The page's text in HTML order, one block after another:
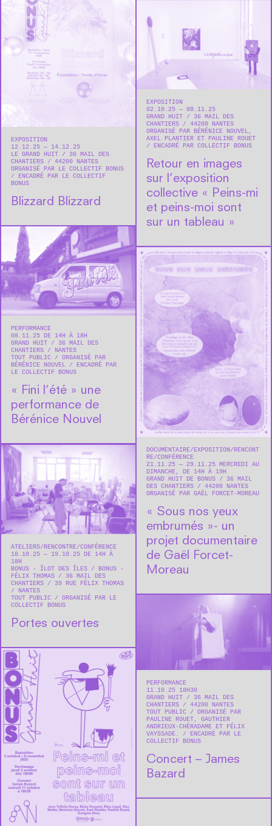
EXPOSITION
12.12.25 — 14.12.25
LE GRAND HUIT
36 MAIL DES
CHANTIERS
44200 NANTES
ORGANISÉ PAR LE COLLECTIF BONUS
ENCADRÉ PAR LE COLLECTIF
BONUS
Blizzard Blizzard
EXPOSITION
02.10.25 — 08.11.25
GRAND HUIT
36 MAIL DES
CHANTIERS
44200 NANTES
ORGANISÉ PAR BÉRÉNICE NOUVEL,
AXEL PLANTIER ET PAULINE ROUET
ENCADRÉ PAR COLLECTIF BONUS
Retour en images
sur l’exposition
collective « Peins-mi
et peins-moi sont
sur un tableau »
PERFORMANCE
08.11.25 DE 14H À 18H
GRAND HUIT
36 MAIL DES
CHANTIERS
NANTES
TOUT PUBLIC
ORGANISÉ PAR
BÉRÉNICE NOUVEL
ENCADRÉ PAR
LE COLLECTIF BONUS
« Fini l’été » une
performance de
Bérénice Nouvel
DOCUMENTAIRE EXPOSITION
RENCONT
RE/CONFÉRENCE
21.11.25 — 29.11.25 MERCREDI AU
DIMANCHE, DE 14H À 19H
GRAND HUIT DE BONUS
36 MAIL
DES CHANTIERS
44200 NANTES
ORGANISÉ PAR GAËL FORCET-MOREAU
« Sous nos yeux
embrumés »- un
projet documentaire
de Gaël Forcet-
Moreau
ATELIERS RENCONTRE/CONFÉRENCE
18.10.25 — 19.10.25 DE 14H À
18H
BONUS - ÎLOT DES ÎLES / BONUS -
FÉLIX THOMAS
36 MAIL DES
CHANTIERS / 39 RUE FÉLIX THOMAS
NANTES
TOUT PUBLIC
ORGANISÉ PAR LE
COLLECTIF BONUS
Portes ouvertes
PERFORMANCE
11.10.25 18H30
GRAND HUIT
36 MAIL DES
CHANTIERS
44200 NANTES
TOUT PUBLIC
ORGANISÉ PAR
PAULINE ROUET, GAUTHIER
ANDRIEUX-CHÉRADAME ET FÉLIX
VAYSSADE.
ENCADRÉ PAR LE
COLLECTIF BONUS
Concert – James
Bazard